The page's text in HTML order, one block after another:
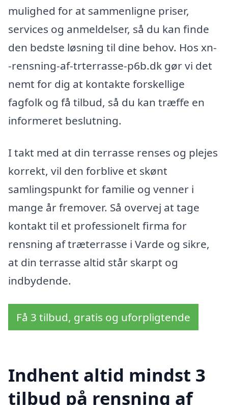
mulighed for at sammenligne priser,
services og anmeldelser, så du kan finde
den bedste løsning til dine behov. Hos xn-
-rensning-af-trterrasse-p6b.dk gør vi det
nemt for dig at kontakte forskellige
fagfolk og få tilbud, så du kan træffe en
informeret beslutning.
I takt med at din terrasse renses og plejes
korrekt, vil den forblive et skønt
samlingspunkt for familie og venner i
mange år fremover. Så overvej at tage
kontakt til et professionelt firma for
rensning af træterrasse i Varde og sikre,
at din terrasse altid står skarpt og
indbydende.
Få 3 tilbud, gratis og uforpligtende
Indhent altid mindst 3
tilbud på rensning af